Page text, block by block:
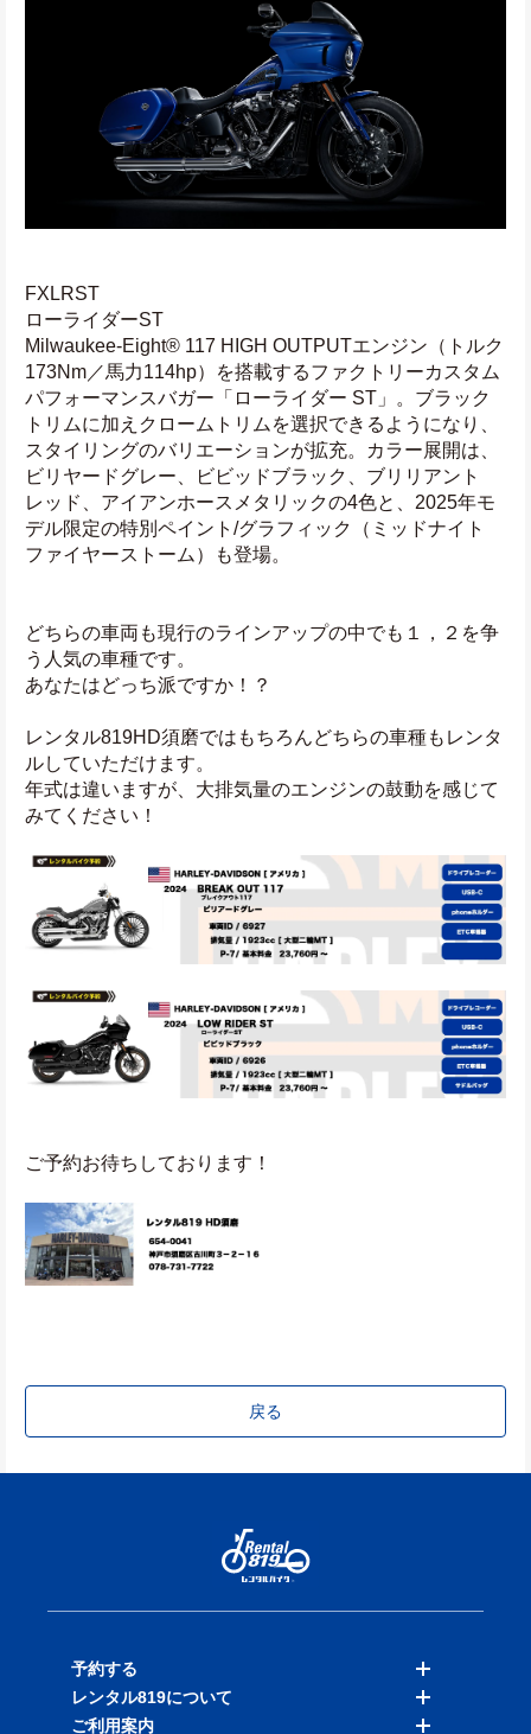
FXLRST
ローライダーST
Milwaukee-Eight® 117 HIGH OUTPUTエンジン（トルク
173Nm／馬力114hp）を搭載するファクトリーカスタム
パフォーマンスバガー「ローライダー ST」。ブラック
トリムに加えクロームトリムを選択できるようになり、
スタイリングのバリエーションが拡充。カラー展開は、
ビリヤードグレー、ビビッドブラック、ブリリアント
レッド、アイアンホースメタリックの4色と、2025年モ
デル限定の特別ペイント/グラフィック（ミッドナイト
ファイヤーストーム）も登場。
どちらの車両も現行のラインアップの中でも１，２を争
う人気の車種です。
あなたはどっち派ですか！？
レンタル819HD須磨ではもちろんどちらの車種もレンタ
ルしていただけます。
年式は違いますが、大排気量のエンジンの鼓動を感じて
みてください！
ご予約お待ちしております！
戻る
予約する
バイクを探す
レンタル819について
ご利用案内